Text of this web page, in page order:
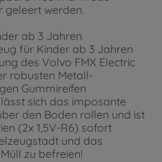
geleert werden.
ab 3 Jahren
für Kinder ab 3 Jahren
des Volvo FMX Electric
robusten Metall-
Gummireifen
sich das imposante
den Boden rollen und ist
(2x 1,5V-R6) sofort
und das
zu befreien!